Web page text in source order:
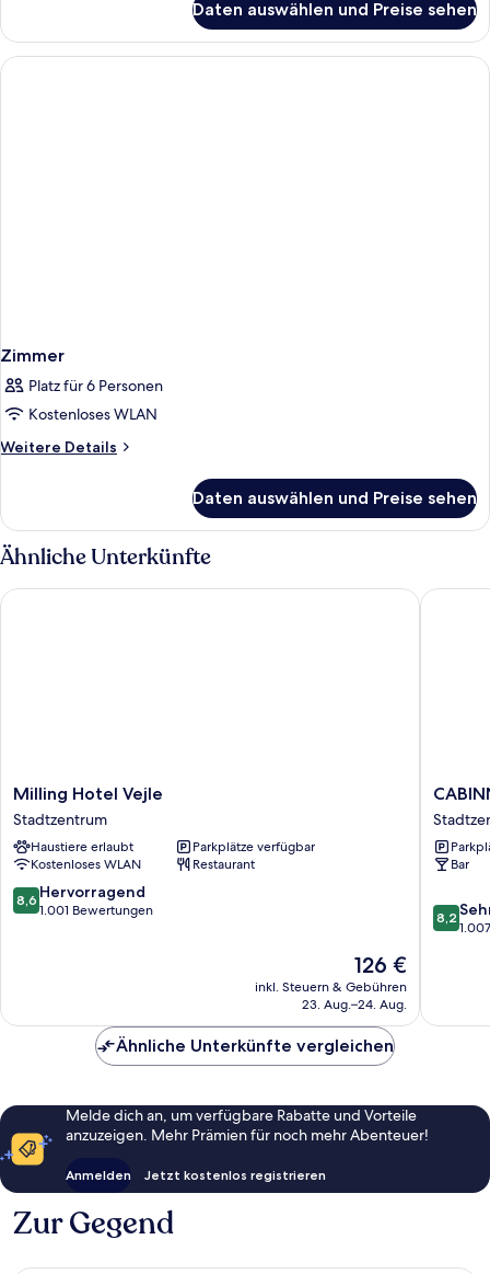
Daten auswählen und Preise sehen
Zimmer
Platz für 6 Personen
Kostenloses WLAN
Weitere Details
Weitere
Daten auswählen und Preise sehen
Ähnliche Unterkünfte
Milling
Hotel
Vejle
Stadtzentrum
Milling Hotel Vejle
Stadtzentrum
Haustiere erlaubt
Parkplätze verfügbar
Kostenloses WLAN
Restaurant
8.6
von
8,6 Hervorragend
1.001 Bewertungen
Der
Preis
beträgt
126 €
inkl. Steuern & Gebühren
23. Aug.–24. Aug.
Milling Hotel Vejle
CABINN
Vejle
Hotel
Bar
8.2
von
8,2
Ähnliche Unterkünfte vergleichen
Melde dich an, um verfügbare Rabatte und Vorteile
anzuzeigen. Mehr Prämien für noch mehr Abenteuer!
Anmelden Jetzt kostenlos registrieren
Zur Gegend